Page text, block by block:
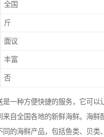
全国
斤
面议
丰富
否
是一种方便快捷的服务，它可以
来自全国各地的新鲜海鲜。海鲜
同的海鲜产品，包括鱼类、贝类